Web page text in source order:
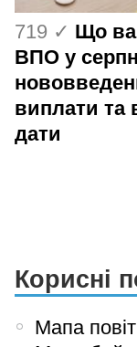
719 ✓ Що
ВПО у
виплати та
дати
Корисні
Мапа